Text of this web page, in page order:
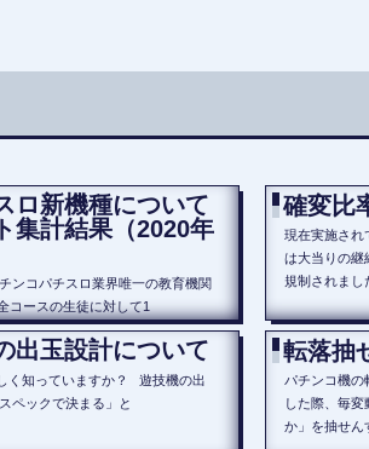
ロ新機種について
集計結果（2020年
ンコパチスロ業界唯一の教育機関
コースの生徒に対して1
確変比
現在実施され
は大当りの継
規制されまし
出玉設計について
く知っていますか？ 遊技機の出
ペックで決まる」と
転落抽
パチンコ機の
した際、毎
か」を抽せん